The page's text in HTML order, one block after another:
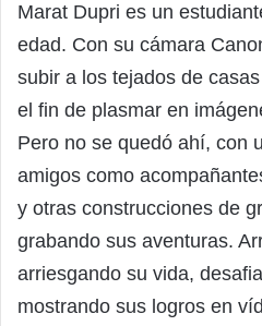
Marat Dupri es un
edad. Con su cámara
subir a los tejados de
el fin de plasmar en
Pero no se quedó ahí, con
amigos como
y otras construcciones de
grabando sus aventuras.
arriesgando su vida,
mostrando sus logros en